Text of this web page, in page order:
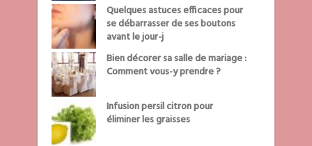
Quelques astuces efficaces pour
se débarrasser de ses boutons
avant le jour-j
Bien décorer sa salle de mariage :
Comment vous-y prendre ?
Infusion persil citron pour
éliminer les graisses